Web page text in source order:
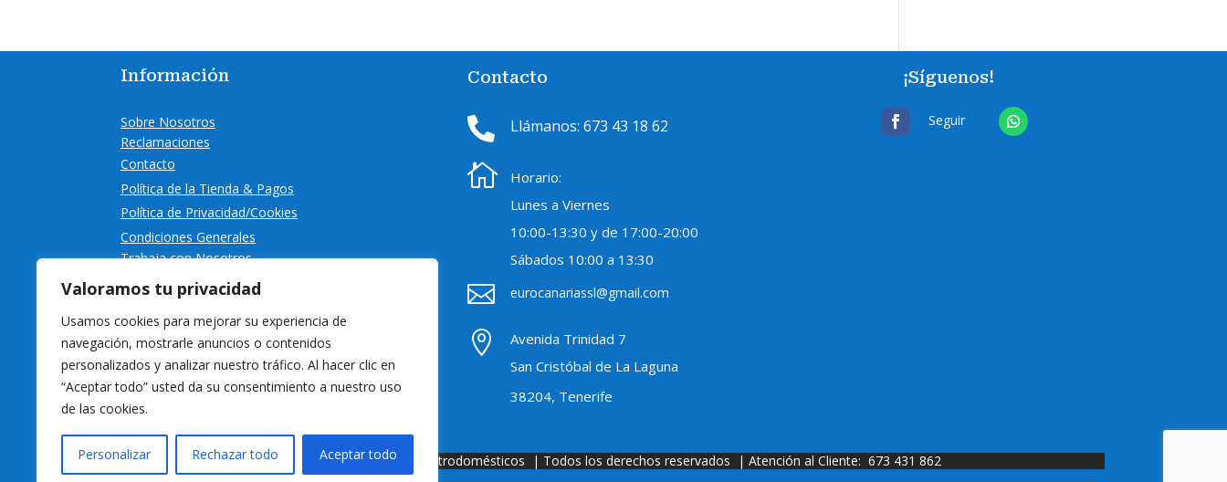
Valoramos tu privacidad
Usamos cookies para mejorar su experiencia de
navegación, mostrarle anuncios o contenidos
personalizados y analizar nuestro tráfico. Al hacer clic en
“Aceptar todo” usted da su consentimiento a nuestro uso
de las cookies.
Personalizar Rechazar todo Aceptar todo
Información
Sobre Nosotros
Reclamaciones
Contacto
Política de la Tienda & Pagos
Política de Privacidad/Cookies
Condiciones Generales
Trabaja con Nosotros
Contacto
 Llámanos: 673 43 18 62

Horario:
Lunes a Viernes
10:00-13:30 y de 17:00-20:00
Sábados 10:00 a 13:30
 eurocanariassl@gmail.com

Avenida Trinidad 7
San Cristóbal de La Laguna
38204, Tenerife
¡Síguenos!
Seguir
© 2024 Eurocanarias Electrodomésticos | Todos los derechos reservados | Atención al Cliente: 673 431 862